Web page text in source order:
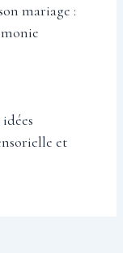
mariage :
et